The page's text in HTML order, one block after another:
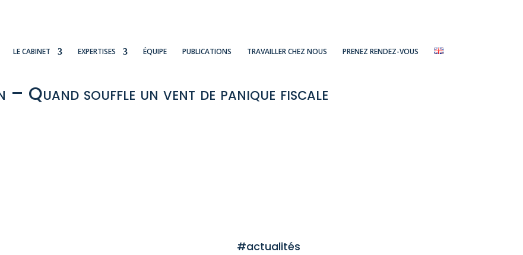
LE CABINET EXPERTISES ÉQUIPE PUBLICATIONS TRAVAILLER CHEZ NOUS PRENEZ RENDEZ-VOUS
– Quand souffle un vent de panique fiscale
#actualités